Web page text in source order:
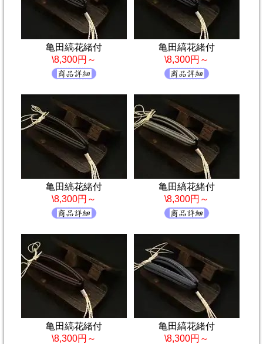
亀田縞花緒付
\8,300円～
亀田縞花緒付
\8,300円～
亀田縞花緒付
\8,300円～
亀田縞花緒付
\8,300円～
亀田縞花緒付
\8,300円～
亀田縞花緒付
\8,300円～